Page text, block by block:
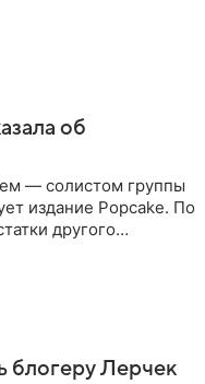
об
— солистом группы
издание Popcake. По
другого
блогеру Лерчек